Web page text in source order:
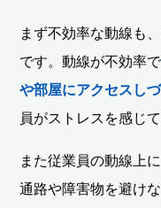
まず不効率な動線も
です。動線が不効率で
や部屋にアクセスし
員がストレスを感じ
また従業員の動線上
通路や障害物を避け